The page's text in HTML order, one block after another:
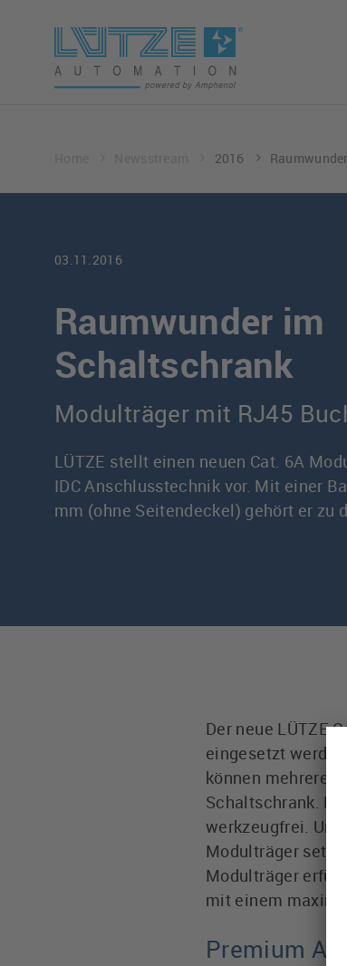
2016
03.11.2016
Raumwunder im
Schaltschrank
Modulträger mit RJ45
LÜTZE stellt einen neuen Cat. 6A
IDC Anschlusstechnik vor. Mit einer
mm (ohne Seitendeckel) gehört er zu
Der neue LÜTZE
eingesetzt
können mehrere
Schaltschrank.
werkzeugfrei.
Modulträger setzt
Modulträger
mit einem
Premium